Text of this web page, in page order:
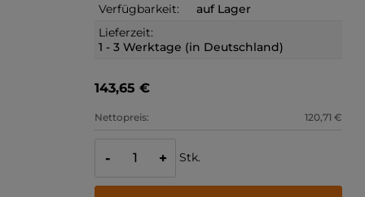
Verfügbarkeit:
auf Lager
Lieferzeit:
1 - 3 Werktage (in Deutschland)
143,65 €
Nettopreis: 120,71 €
- + Stk.